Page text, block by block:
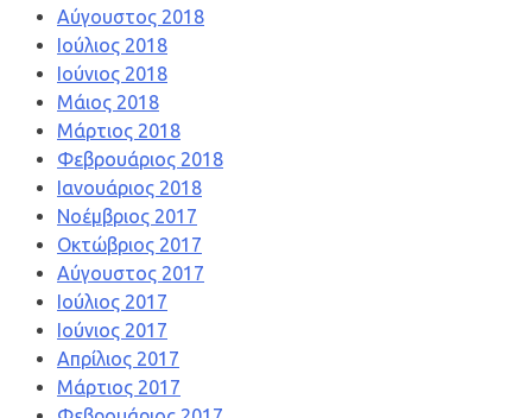
Αύγουστος 2018
Ιούλιος 2018
Ιούνιος 2018
Μάιος 2018
Μάρτιος 2018
Φεβρουάριος 2018
Ιανουάριος 2018
Νοέμβριος 2017
Οκτώβριος 2017
Αύγουστος 2017
Ιούλιος 2017
Ιούνιος 2017
Απρίλιος 2017
Μάρτιος 2017